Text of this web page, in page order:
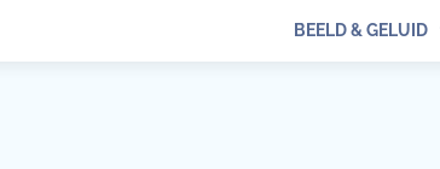
BEELD & GELUID